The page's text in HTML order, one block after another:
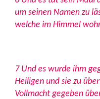
um seinen Namen zu
welche im Himmel
7 Und es wurde ihm
Heiligen und sie zu
Vollmacht gegeben